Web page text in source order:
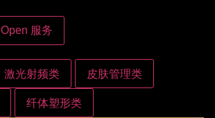
Open 服务
激光射频类 皮肤管理类
纤体塑形类